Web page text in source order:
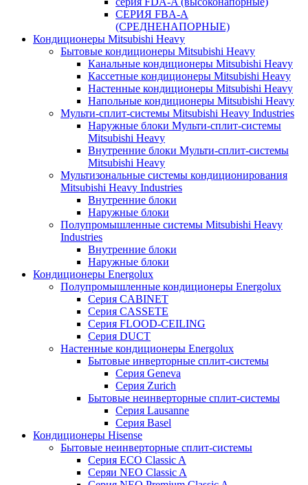
СЕРИЯ FBA-A
(СРЕДНЕНАПОРНЫЕ)
Кондиционеры Mitsubishi Heavy
Бытовые кондиционеры Mitsubishi Heavy
Канальные кондиционеры Mitsubishi Heavy
Кассетные кондиционеры Mitsubishi Heavy
Настенные кондиционеры Mitsubishi Heavy
Напольные кондиционеры Mitsubishi Heavy
Мульти-сплит-системы Mitsubishi Heavy Industries
Наружные блоки Мульти-сплит-системы
Mitsubishi Heavy
Внутренние блоки Мульти-сплит-системы
Mitsubishi Heavy
Мультизональные системы кондиционирования
Mitsubishi Heavy Industries
Внутренние блоки
Наружные блоки
Полупромышленные системы Mitsubishi Heavy
Industries
Внутренние блоки
Наружные блоки
Кондиционеры Energolux
Полупромышленные кондиционеры Energolux
Серия CABINET
Серия CASSETE
Серия FLOOD-CEILING
Серия DUCT
Настенные кондиционеры Energolux
Бытовые инверторные сплит-системы
Серия Geneva
Серия Zurich
Бытовые неинверторные сплит-системы
Серия Lausanne
Серия Basel
Кондиционеры Hisense
Бытовые неинверторные сплит-системы
Серия ECO Classic A
Серяи NEO Classic A